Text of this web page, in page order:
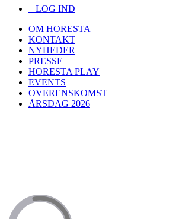
LOG IND
OM HORESTA
KONTAKT
NYHEDER
PRESSE
HORESTA PLAY
EVENTS
OVERENSKOMST
ÅRSDAG 2026